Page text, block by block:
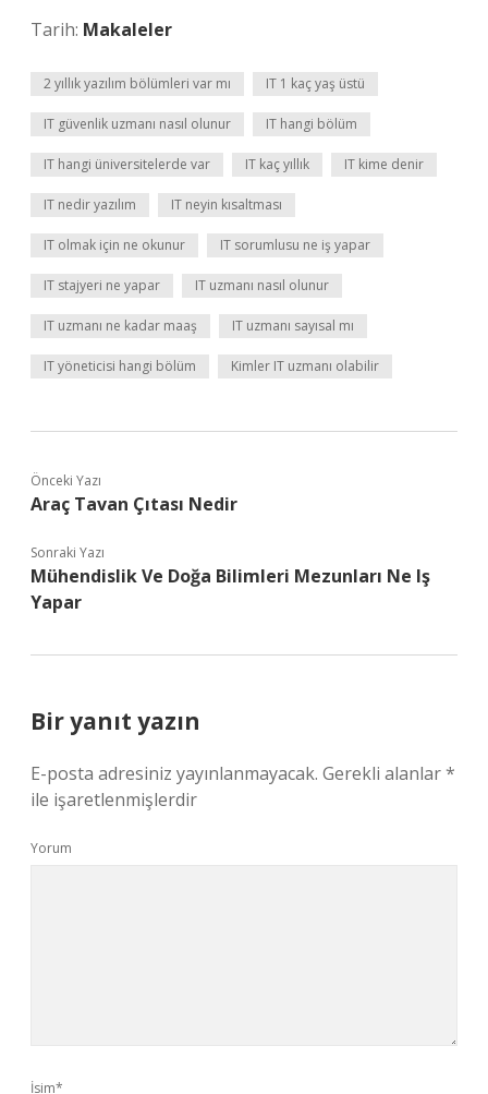
Tarih: Makaleler
2 yıllık yazılım bölümleri var mı IT 1 kaç yaş üstü
IT güvenlik uzmanı nasıl olunur IT hangi bölüm
IT hangi üniversitelerde var IT kaç yıllık IT kime denir
IT nedir yazılım IT neyin kısaltması
IT olmak için ne okunur IT sorumlusu ne iş yapar
IT stajyeri ne yapar IT uzmanı nasıl olunur
IT uzmanı ne kadar maaş IT uzmanı sayısal mı
IT yöneticisi hangi bölüm Kimler IT uzmanı olabilir
Önceki Yazı
Araç Tavan Çıtası Nedir
Sonraki Yazı
Mühendislik Ve Doğa Bilimleri Mezunları Ne Iş
Yapar
Bir yanıt yazın
E-posta adresiniz yayınlanmayacak. Gerekli alanlar*
ile işaretlenmişlerdir
Yorum
İsim*